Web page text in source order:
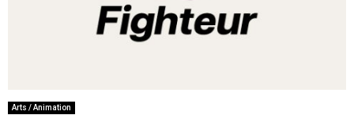
Arts / Animation